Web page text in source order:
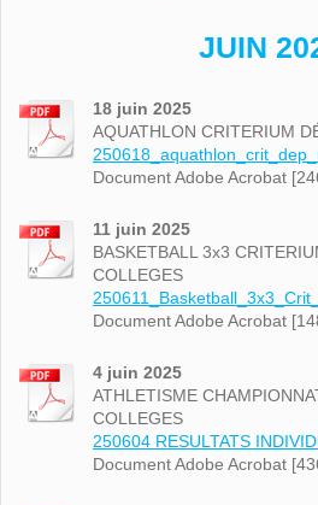
JUIN
18 juin 2025
AQUATHLON CRITERIUM
Document Adobe Acrobat
11 juin 2025
BASKETBALL 3x3
COLLEGES
Document Adobe Acrobat
4 juin 2025
ATHLETISME
COLLEGES
250604 RESULTATS
Document Adobe Acrobat